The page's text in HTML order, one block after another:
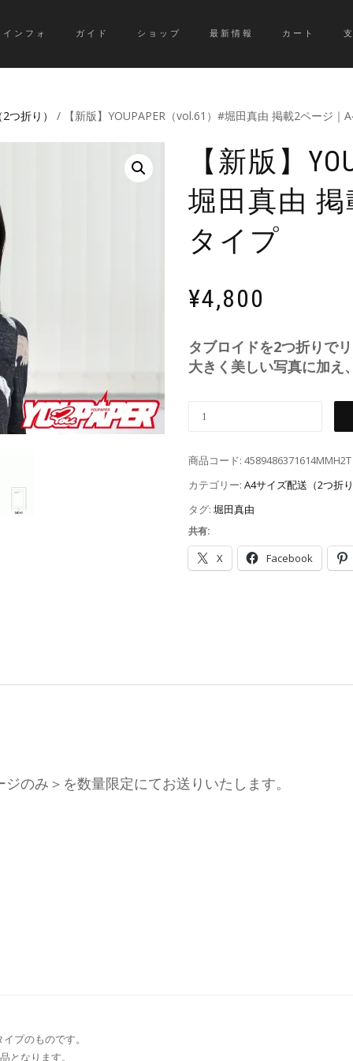
インフォ ガイド ショップ 最新情報 カート
つ折り） / 【新版】YOUPAPER（vol.61）#堀田真由 掲載2ページ｜
【新版】
堀田真由
タイプ
¥4,800
タブロイドを2つ折りで
大きく美しい写真に加え
商品コード: 4589486371614MMH2T
カテゴリー: A4サイズ配送（2つ折
タグ: 堀田真由
共有:
X Facebook
のみ＞を数量限定にてお送りいたします。
プのものです。
となります。